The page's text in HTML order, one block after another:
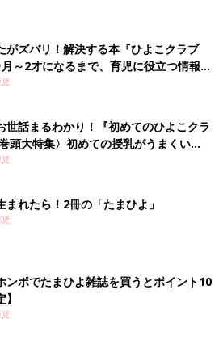
がズバリ！解決する本『ひよこクラブ
～2才になるまで、育児に役立つ情報が
世話まるわかり！『初めてのひよこクラ
頭大特集〉初めての授乳がうまくい
・ミルクの基本と夏のトラブル 解決テ
まれたら！2冊の「たまひよ」
ンポでたまひよ雑誌を買うとポイント10